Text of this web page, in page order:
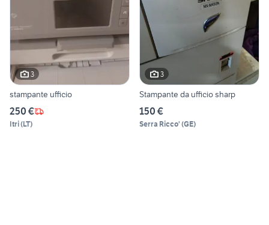
3
stampante ufficio
250 €
Itri(LT)
3
Stampante da ufficio sharp
150 €
Serra Ricco' (GE)